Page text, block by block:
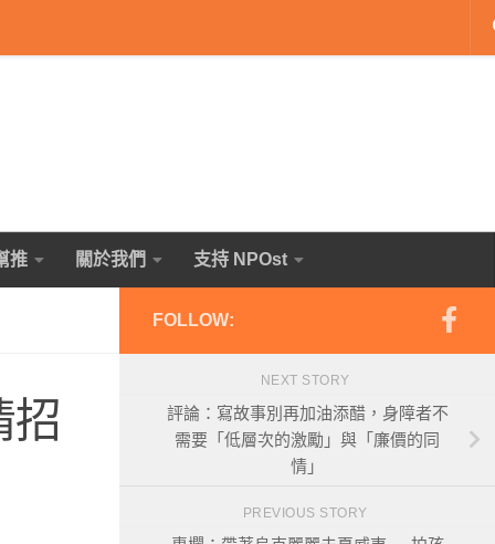
推 關於我們 支持 NPOst
招
FOLLOW:
NEXT STORY
評論：寫故事別再加油添醋，身障者不
需要「低層次的激勵」與「廉價的同
情」
PREVIOUS STORY